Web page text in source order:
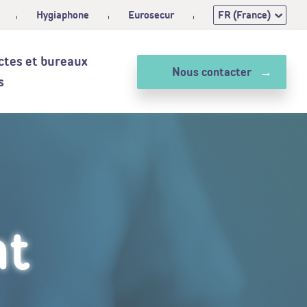
Hygiaphone Eurosecur FR (France)
et bureaux
Nous contacter